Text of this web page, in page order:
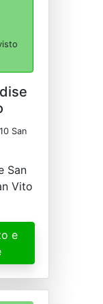
San
San
Vito
e